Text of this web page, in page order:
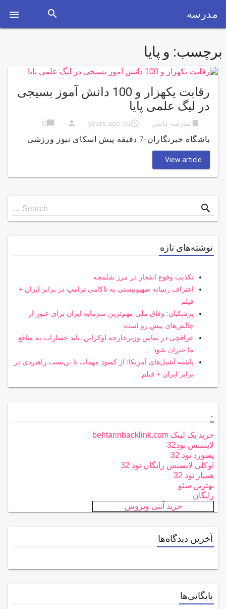
 مدرسه search
برچسب: و پایا
رقابت یکهزار و 100 دانش آموز بسیجی
در لیگ علمی پایا
bookmark مدرسه دانش access_time
56 years ago
person
chat_bubble
0
باشگاه خبرنگاران-7 دقیقه پیش اسکای نیوز ورزشی
View article...
Search
for
Search … search
نوشته‌های تازه
تکذیب وقوع انفجار در مرز شلمچه
اعتراف رسانه صهیونیستی به ناکامی ترامپ در برابر ایران +
فیلم
پزشکیان: وفاق ملی مهم‌ترین سرمایه ایران برای عبور از
چالش‌های پیش رو است
عراقچی در تماس وزیرخارجه اوکراین: باید خسارات به منافع
ما جبران شود
پاشنه آشیل‌های آمریکا؛ از کمبود مهمات تا بن‌بست راهبردی در
برابر ایران + فیلم
.
خرید بک لینک behtarinbacklink.com
لایسنس نود32
پسورد نود 32
اوکلی لایسنس رایگان نود 32
همیار نود 32
بهترین سئو
رایگان
خرید آنتی ویروس
آخرین دیدگاه‌ها
بایگانی‌ها